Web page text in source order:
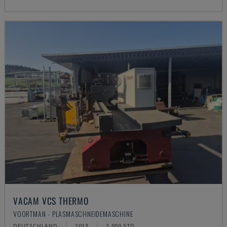
VACAM VCS THERMO
VOORTMAN - PLASMASCHNEIDEMASCHINE